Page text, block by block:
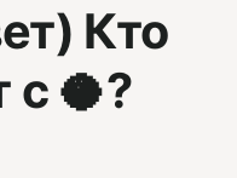
Кто
🥥?